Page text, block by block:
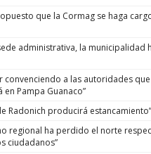
que la Cormag se haga
administrativa, la municipalidad
convenciendo a las autoridades
Pampa Guanaco”
Radonich producirá estancamiento”
regional ha perdido el norte
ciudadanos”